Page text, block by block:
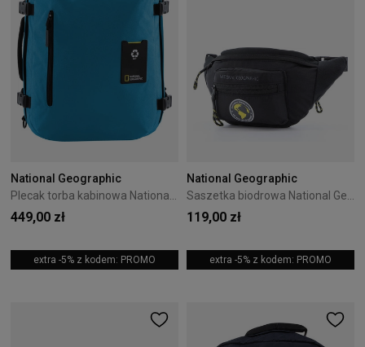
National Geographic
449,00 zł
extra -5% z kodem: PROMO
National Geographic
119,00 zł
extra -5% z kodem: PROMO